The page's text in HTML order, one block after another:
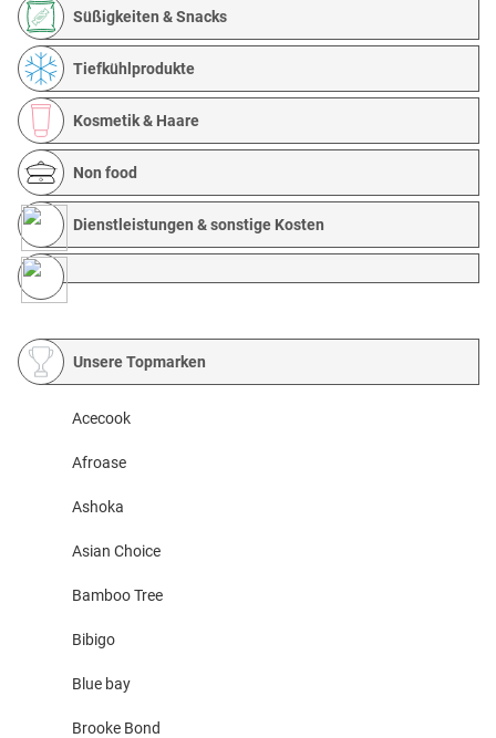
Süßigkeiten & Snacks
Tiefkühlprodukte
Kosmetik & Haare
Non food
Dienstleistungen & sonstige Kosten
Unsere Topmarken
Acecook
Afroase
Ashoka
Asian Choice
Bamboo Tree
Bibigo
Blue bay
Brooke Bond